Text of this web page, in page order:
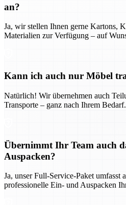
an?
Ja, wir stellen Ihnen gerne Kartons,
Materialien zur Verfügung – auf
Kann ich auch nur Möbel
Natürlich! Wir übernehmen auch
Transporte – ganz nach Ihrem Bedarf.
Übernimmt Ihr Team auch
Auspacken?
Ja, unser Full-Service-Paket umfasst
professionelle Ein- und Auspacken